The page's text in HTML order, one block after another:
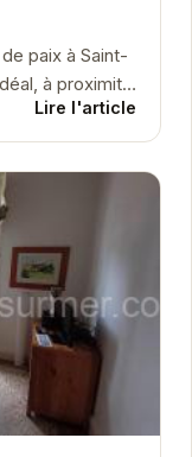
paix à Saint-
à proximité
Lire l'article